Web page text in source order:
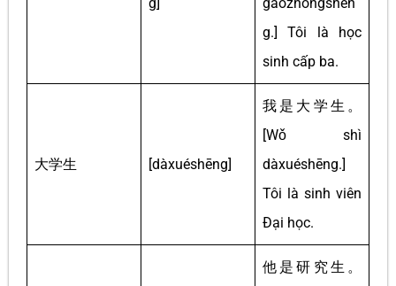
g.] Tôi là học
sinh cấp ba.
大学生 [dàxuéshēng]
我是大学生。
[Wǒ shì
dàxuéshēng.]
Tôi là sinh viên
Đại học.
他是研究生。